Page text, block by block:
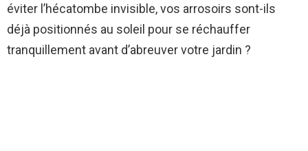
éviter l’hécatombe invisible, vos arrosoirs sont-ils
déjà positionnés au soleil pour se réchauffer
tranquillement avant d’abreuver votre jardin ?